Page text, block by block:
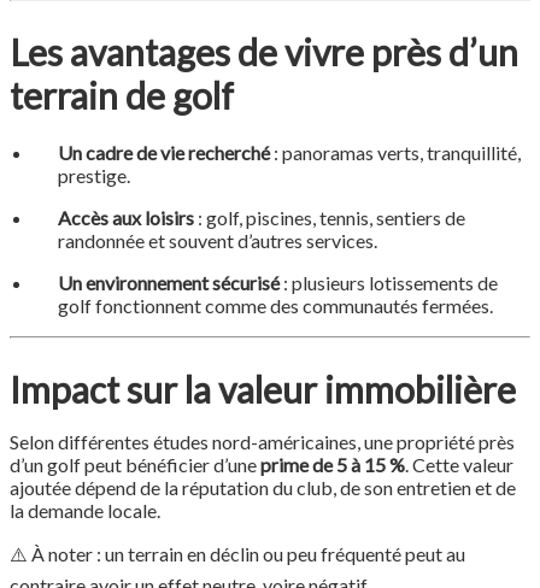
Les avantages de vivre près d’un
terrain de golf
Un cadre de vie recherché: panoramas verts, tranquillité,
prestige.
Accès aux loisirs : golf, piscines, tennis, sentiers de
randonnée et souvent d’autres services.
Un environnement sécurisé: plusieurs lotissements de
golf fonctionnent comme des communautés fermées.
Impact sur la valeur immobilière
Selon différentes études nord-américaines, une propriété près
d’un golf peut bénéficier d’uneprime de 5 à 15 %. Cette valeur
ajoutée dépend de la réputation du club, de son entretien et de
la demande locale.
⚠️ À noter : un terrain en déclin ou peu fréquenté peut au